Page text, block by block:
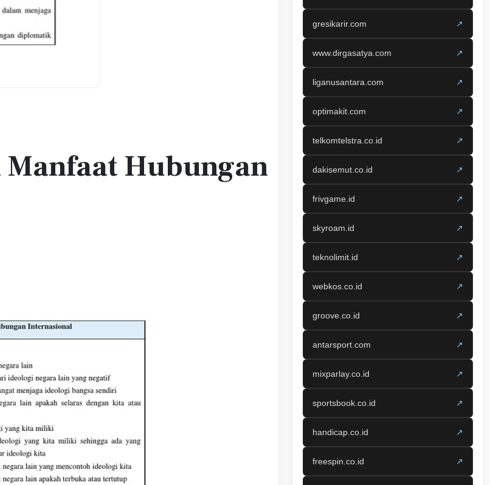
Manfaat Hubungan
gresikarir.com ↗
www.dirgasatya.com ↗
liganusantara.com ↗
optimakit.com ↗
telkomtelstra.co.id ↗
dakisemut.co.id ↗
frivgame.id ↗
skyroam.id ↗
teknolimit.id ↗
webkos.co.id ↗
groove.co.id ↗
antarsport.com ↗
mixparlay.co.id ↗
sportsbook.co.id ↗
handicap.co.id ↗
freespin.co.id ↗